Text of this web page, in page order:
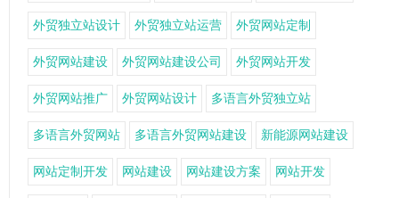
外贸独立站设计 外贸独立站运营 外贸网站定制
外贸网站建设 外贸网站建设公司 外贸网站开发
外贸网站推广 外贸网站设计 多语言外贸独立站
多语言外贸网站 多语言外贸网站建设 新能源网站建设
网站定制开发 网站建设 网站建设方案 网站开发